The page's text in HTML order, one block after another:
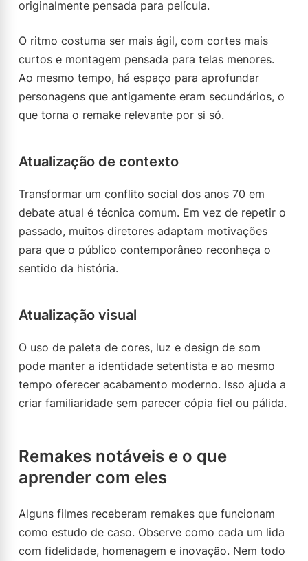
originalmente pensada para película.
O ritmo costuma ser mais ágil, com cortes mais
curtos e montagem pensada para telas menores.
Ao mesmo tempo, há espaço para aprofundar
personagens que antigamente eram secundários, o
que torna o remake relevante por si só.
Atualização de contexto
Transformar um conflito social dos anos 70 em
debate atual é técnica comum. Em vez de repetir o
passado, muitos diretores adaptam motivações
para que o público contemporâneo reconheça o
sentido da história.
Atualização visual
O uso de paleta de cores, luz e design de som
pode manter a identidade setentista e ao mesmo
tempo oferecer acabamento moderno. Isso ajuda a
criar familiaridade sem parecer cópia fiel ou pálida.
Remakes notáveis e o que
aprender com eles
Alguns filmes receberam remakes que funcionam
como estudo de caso. Observe como cada um lida
com fidelidade, homenagem e inovação. Nem todo